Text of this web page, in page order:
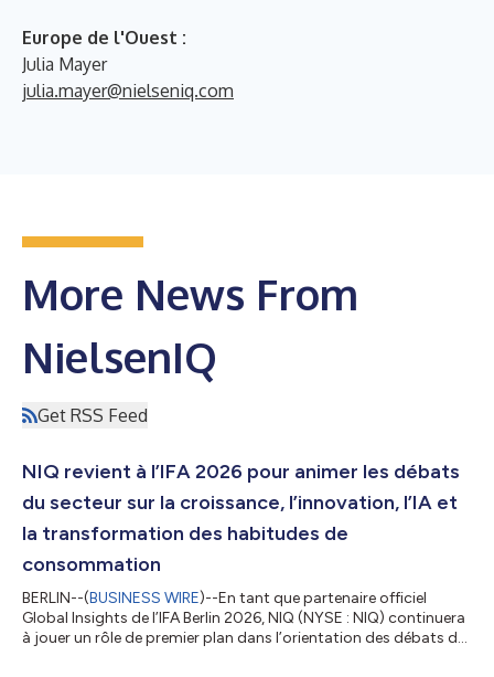
Europe de l'Ouest :
Julia Mayer
julia.mayer@nielseniq.com
More News From
NielsenIQ
Get RSS Feed
NIQ revient à l’IFA 2026 pour animer les débats
du secteur sur la croissance, l’innovation, l’IA et
la transformation des habitudes de
consommation
BERLIN--(BUSINESS WIRE)--En tant que partenaire officiel
Global Insights de l’IFA Berlin 2026, NIQ (NYSE : NIQ) continuera
à jouer un rôle de premier plan dans l’orientation des débats du